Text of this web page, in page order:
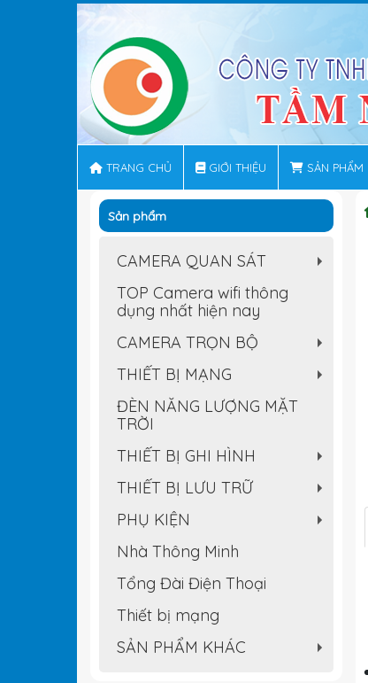
TRANG CHỦ GIỚI THIỆU SẢN PHẨM
Sản phẩm
CAMERA QUAN SÁT
TOP Camera wifi thông
dụng nhất hiện nay
CAMERA TRỌN BỘ
THIẾT BỊ MẠNG
ĐÈN NĂNG LƯỢNG MẶT
TRỜI
THIẾT BỊ GHI HÌNH
THIẾT BỊ LƯU TRỮ
PHỤ KIỆN
Nhà Thông Minh
Tổng Đài Điện Thoại
Thiết bị mạng
SẢN PHẨM KHÁC